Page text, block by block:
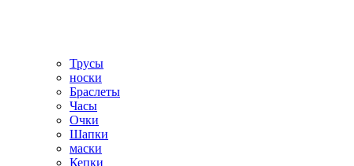
Трусы
носки
Браслеты
Часы
Очки
Шапки
маски
Кепки